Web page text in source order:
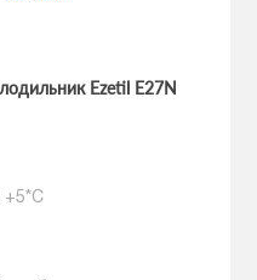
Ezetil E27N
+5*С